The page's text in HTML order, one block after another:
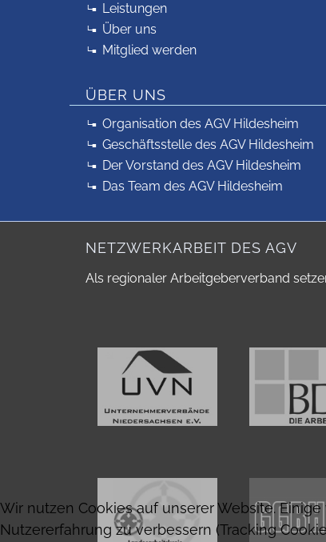
Leistungen
Über uns
Mitglied werden
ÜBER UNS
Organisation des AGV Hildesheim
Geschäftsstelle des AGV Hildesheim
Der Vorstand des AGV Hildesheim
Das Team des AGV Hildesheim
NETZWERKARBEIT DES AGV
Als regionaler Arbeitgeberverband
Wir nutzen Cookies auf unserer Website.
Nutzererfahrung zu verbessern (Tracking